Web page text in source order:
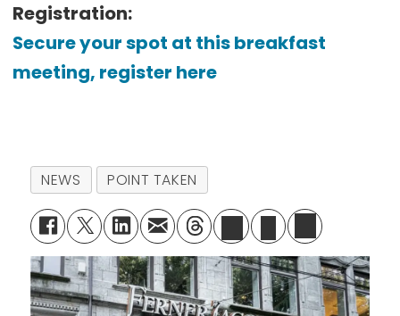
Registration:
Secure your spot at this breakfast
meeting, register here
NEWS POINT TAKEN